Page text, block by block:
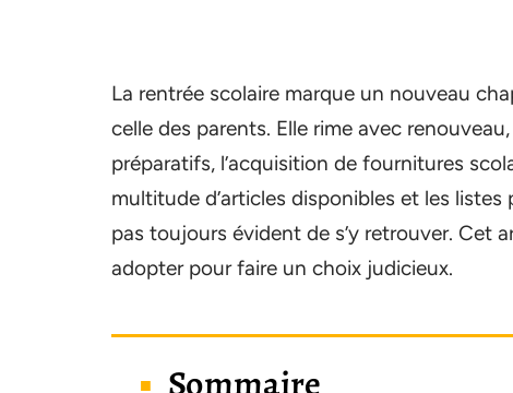
La rentrée scolaire marque un nouveau
celle des parents. Elle rime avec
préparatifs, l’acquisition de fournitures
multitude d’articles disponibles et les
pas toujours évident de s’y retrouver. Cet
adopter pour faire un choix judicieux.
Sommaire